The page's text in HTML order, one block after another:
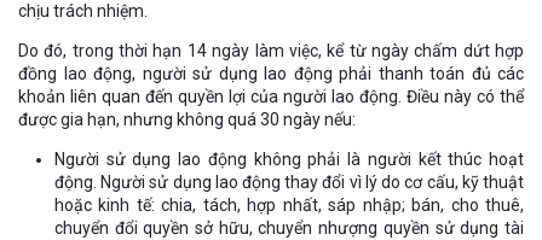
chịu trách nhiệm.
Do đó, trong thời hạn 14 ngày làm việc, kể từ ngày chấm dứt hợp
đồng lao động, người sử dụng lao động phải thanh toán đủ các
khoản liên quan đến quyền lợi của người lao động. Điều này có thể
được gia hạn, nhưng không quá 30 ngày nếu:
Người sử dụng lao động không phải là người kết thúc hoạt
động. Người sử dụng lao động thay đổi vì lý do cơ cấu, kỹ thuật
hoặc kinh tế: chia, tách, hợp nhất, sáp nhập; bán, cho thuê,
chuyển đổi quyền sở hữu, chuyển nhượng quyền sử dụng tài